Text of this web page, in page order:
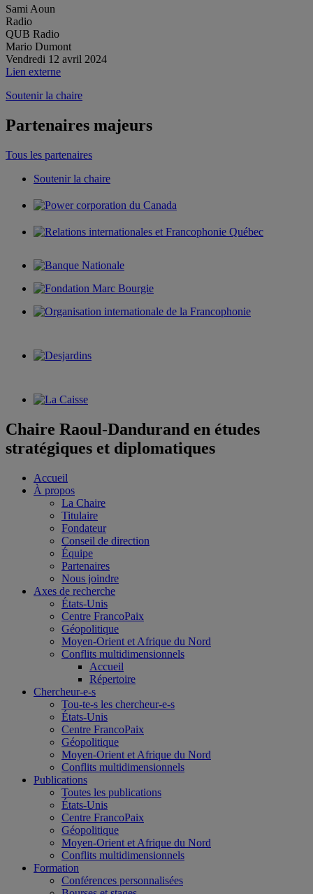
Sami Aoun
Radio
QUB Radio
Mario Dumont
Vendredi 12 avril 2024
Lien externe
Soutenir la chaire
Partenaires majeurs
Tous les partenaires
Soutenir la chaire
Chaire Raoul-Dandurand en études
stratégiques et diplomatiques
Accueil
À propos
La Chaire
Titulaire
Fondateur
Conseil de direction
Équipe
Partenaires
Nous joindre
Axes de recherche
États-Unis
Centre FrancoPaix
Géopolitique
Moyen-Orient et Afrique du Nord
Conflits multidimensionnels
Accueil
Répertoire
Chercheur-e-s
Tou-te-s les chercheur-e-s
États-Unis
Centre FrancoPaix
Géopolitique
Moyen-Orient et Afrique du Nord
Conflits multidimensionnels
Publications
Toutes les publications
États-Unis
Centre FrancoPaix
Géopolitique
Moyen-Orient et Afrique du Nord
Conflits multidimensionnels
Formation
Conférences personnalisées